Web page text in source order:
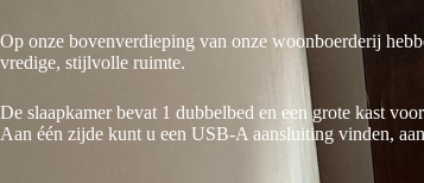
Op onze bovenverdieping van onze woonboerderij
vredige, stijlvolle ruimte.
De slaapkamer bevat 1 dubbelbed en een grote kast
Aan één zijde kunt u een USB-A aansluiting vinden,